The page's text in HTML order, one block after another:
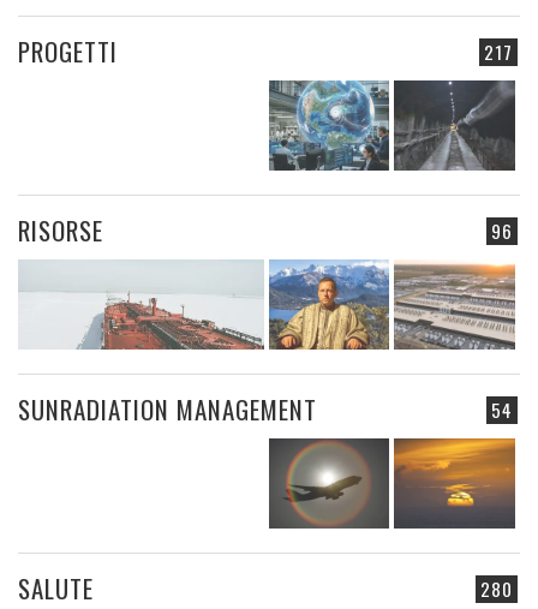
217
PROGETTI
96
RISORSE
54
SUNRADIATION MANAGEMENT
280
SALUTE